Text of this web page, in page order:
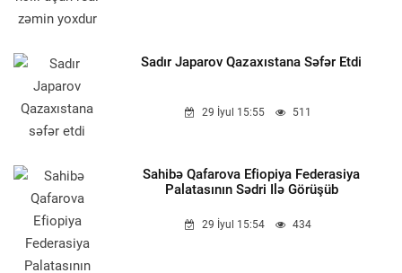
Sadır Japarov Qazaxıstana Səfər Etdi
29 İyul 15:55 511
Sahibə Qafarova Efiopiya Federasiya
Palatasının Sədri Ilə Görüşüb
29 İyul 15:54 434